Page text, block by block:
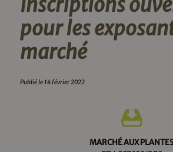
pour les
marché
Publié le 14 février 2022
MARCHÉ AUX